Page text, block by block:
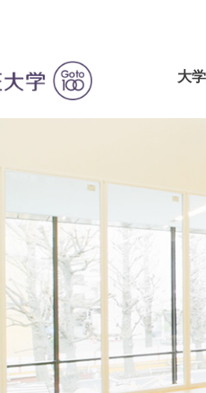
大